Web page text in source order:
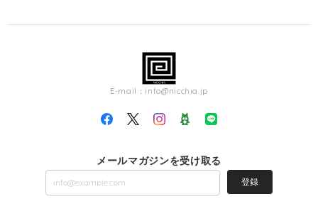
E-mail： info@nicchia.jp
メールマガジンを受け取る
登録